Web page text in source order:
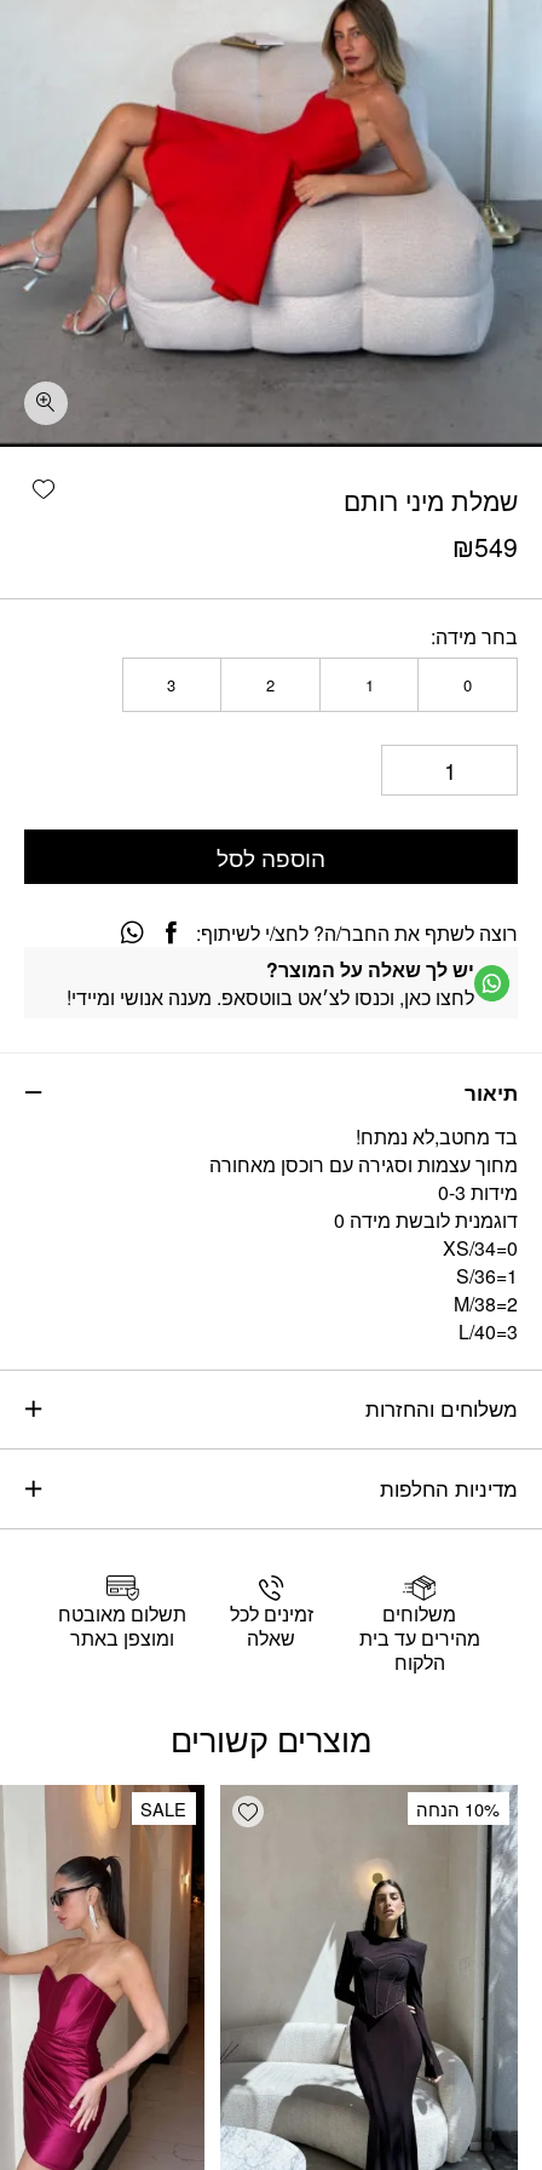
שמלת מיני רותם
₪549
בחר מידה
0
1
2
3
הוספה לסל
רוצה לשתף את החבר/ה? לחצ/י לשיתוף:
יש לך שאלה על המוצר?
לחצו כאן, וכנסו לצ׳אט בווטסאפ. מענה אנושי ומיידי!
תיאור
בד מחטב,לא נמתח!
מחוך עצמות וסגירה עם רוכסן מאחורה
מידות 0-3
דוגמנית לובשת מידה 0
0=XS/34
1=S/36
2=M/38
3=L/40
משלוחים והחזרות
מדיניות החלפות
משלוחים
מהירים עד בית
הלקוח
זמינים לכל
שאלה
תשלום מאובטח
ומוצפן באתר
מוצרים קשורים
Add wishlist 10% הנחה SALE